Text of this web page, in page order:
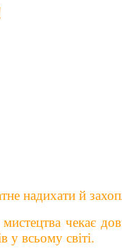
надихати й
чекає
всьому світі.